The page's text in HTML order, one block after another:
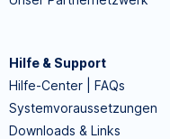
Hilfe & Support
Hilfe-Center | FAQs
Systemvoraussetzungen
Downloads & Links